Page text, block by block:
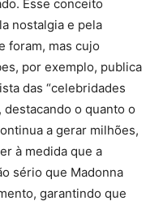
Esse conceito
nostalgia e pela
foram, mas cujo
por exemplo, publica
das “celebridades
destacando o quanto o
a gerar milhões,
à medida que a
sério que Madonna
garantindo que